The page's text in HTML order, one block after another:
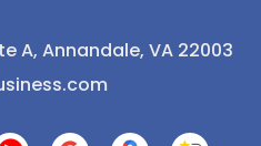
A, Annandale, VA 22003